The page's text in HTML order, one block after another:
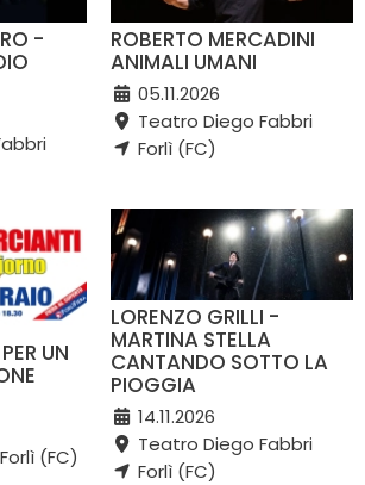
- ROBERTO MERCADINI
ANIMALI UMANI
05.11.2026
Teatro Diego Fabbri
Forlì (FC)
UN
Forlì (FC)
LORENZO GRILLI -
MARTINA STELLA
CANTANDO SOTTO LA
PIOGGIA
14.11.2026
Teatro Diego Fabbri
Forlì (FC)